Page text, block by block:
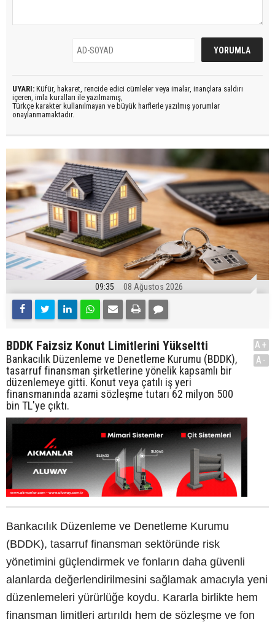
UYARI: Küfür, hakaret, rencide edici cümleler veya imalar, inançlara saldırı
içeren, imla kuralları ile yazılmamış,
Türkçe karakter kullanılmayan ve büyük harflerle yazılmış yorumlar
onaylanmamaktadır.
09:35 08 Ağustos 2026
BDDK Faizsiz Konut Limitlerini Yükseltti
Bankacılık Düzenleme ve Denetleme Kurumu (BDDK),
tasarruf finansman şirketlerine yönelik kapsamlı bir
düzenlemeye gitti. Konut veya çatılı iş yeri
finansmanında azami sözleşme tutarı 62 milyon 500
bin TL'ye çıktı.
A+
A-
Bankacılık Düzenleme ve Denetleme Kurumu
(BDDK), tasarruf finansman sektöründe risk
yönetimini güçlendirmek ve fonların daha güvenli
alanlarda değerlendirilmesini sağlamak amacıyla yeni
düzenlemeleri yürürlüğe koydu. Kararla birlikte hem
finansman limitleri artırıldı hem de sözleşme ve fon